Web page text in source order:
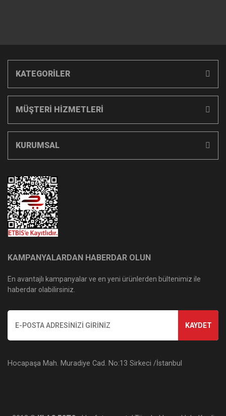
KATEGORİLER
MÜŞTERİ HİZMETLERİ
KURUMSAL
KAMPANYALARDAN HABERDAR OLUN
En avantajlı kampanyalar ve en yeni ürünlerden bültenimiz ile
haberdar olabilirsiniz.
KAYDET
Hocapaşa Mah. Muradiye Cad. No:13 Sirkeci /İstanbul